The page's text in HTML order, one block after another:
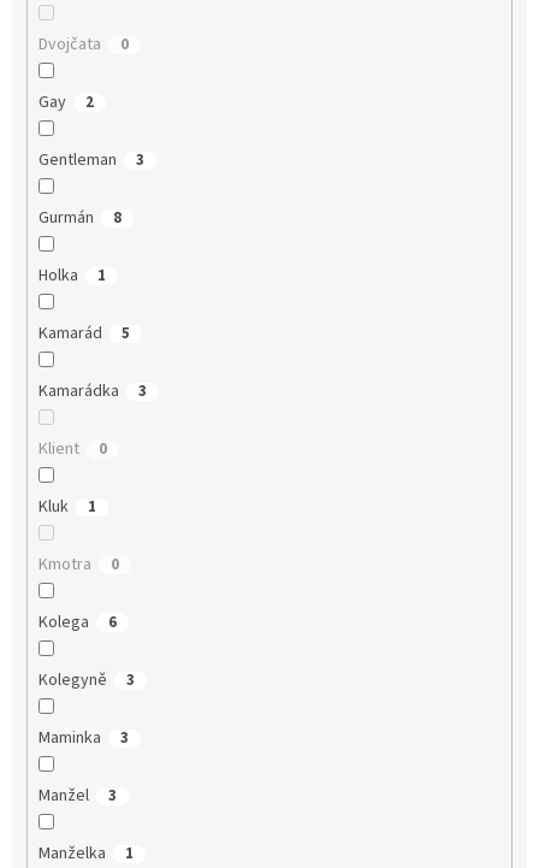
Dvojčata 0
Gay 2
Gentleman 3
Gurmán 8
Holka 1
Kamarád 5
Kamarádka 3
Klient 0
Kluk 1
Kmotra 0
Kolega 6
Kolegyně 3
Maminka 3
Manžel 3
Manželka 1